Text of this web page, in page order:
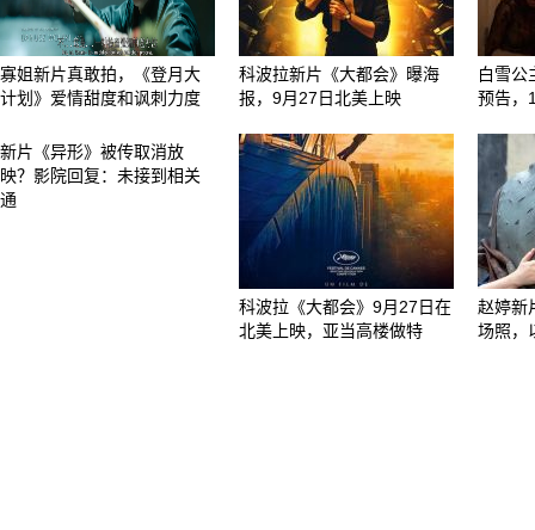
寡姐新片真敢拍，《登月大
计划》爱情甜度和讽刺力度
科波拉新片《大都会》曝海
报，9月27日北美上映
白雪公
预告，
新片《异形》被传取消放
映？影院回复：未接到相关
通
科波拉《大都会》9月27日在
北美上映，亚当高楼做特
赵婷新
场照，